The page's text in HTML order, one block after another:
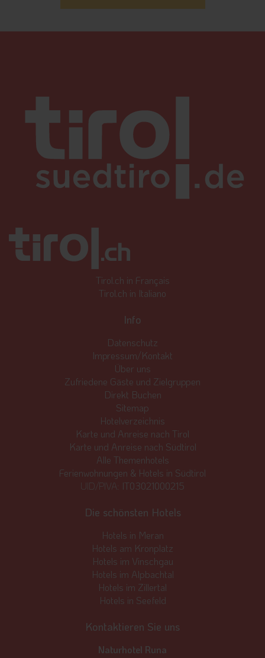
Tirol.ch in Français
Tirol.ch in Italiano
Info
Datenschutz
Impressum/Kontakt
Über uns
Zufriedene Gäste und Zielgruppen
Direkt Buchen
Sitemap
Hotelverzeichnis
Karte und Anreise nach Tirol
Karte und Anreise nach Südtirol
Alle Themenhotels
Ferienwohnungen & Hotels in Südtirol
UID/PIVA: IT03021000215
Die schönsten Hotels
Hotels in Meran
Hotels am Kronplatz
Hotels im Vinschgau
Hotels im Alpbachtal
Hotels im Zillertal
Hotels in Seefeld
Kontaktieren Sie uns
Naturhotel Runa